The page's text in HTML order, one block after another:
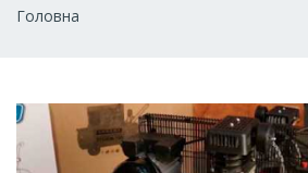
Рядок
Головна